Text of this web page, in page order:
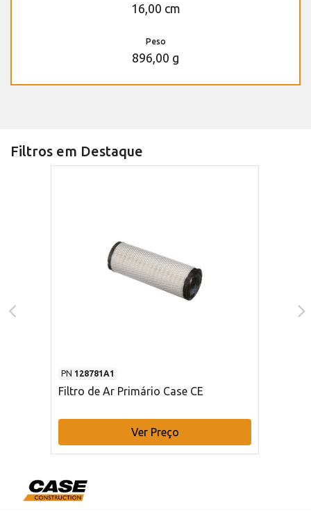
16,00 cm
Peso
896,00 g
Filtros em Destaque
PN 128781A1
Filtro de Ar Primário Case CE
Ver Preço